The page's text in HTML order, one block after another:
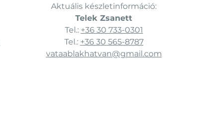
Aktuális készletinformáció:
Telek Zsanett
Tel.: +36 30 733-0301
Tel.: +36 30 565-8787
vataablakhatvan@gmail.com